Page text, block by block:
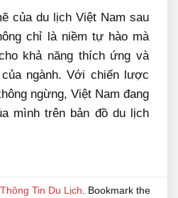
của du lịch Việt Nam sau
chỉ là niềm tự hào mà
khả năng thích ứng và
ngành. Với chiến lược
ngừng, Việt Nam đang
mình trên bản đồ du lịch
Thông Tin Du Lịch . Bookmark the